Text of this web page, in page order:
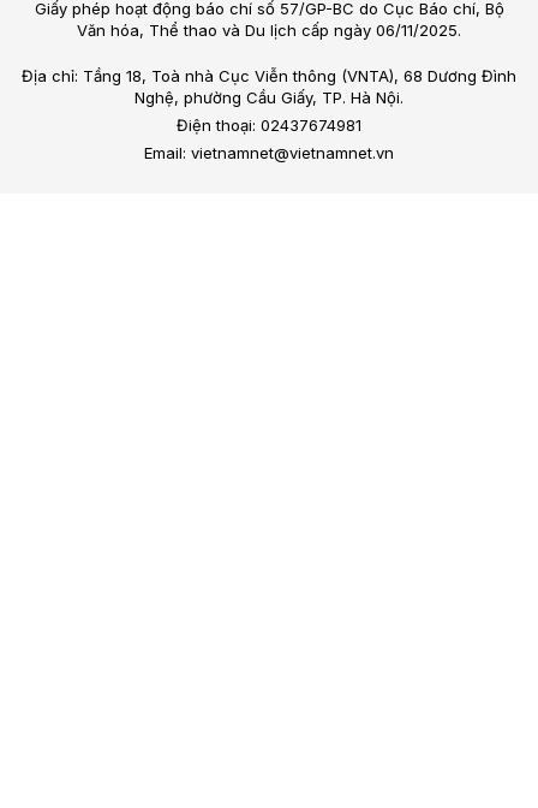
Giấy phép hoạt động báo chí số 57/GP-BC do Cục Báo chí, Bộ
Văn hóa, Thể thao và Du lịch cấp ngày 06/11/2025.
Địa chỉ: Tầng 18, Toà nhà Cục Viễn thông (VNTA), 68 Dương Đình
Nghệ, phường Cầu Giấy, TP. Hà Nội.
Điện thoại: 02437674981
Email: vietnamnet@vietnamnet.vn